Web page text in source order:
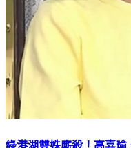
綠港湖雙姝廝殺！高嘉